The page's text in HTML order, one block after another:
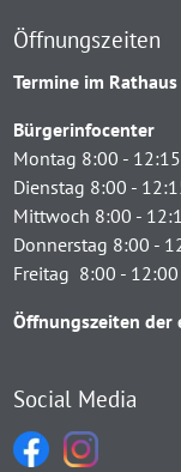
Öffnungszeiten
Termine im
Bürgerinfocenter
Montag 8:00 -
Dienstag 8:00 -
Mittwoch 8:00 -
Donnerstag 8:00 -
Freitag 8:00 -
Öffnungszeiten der
Social Media